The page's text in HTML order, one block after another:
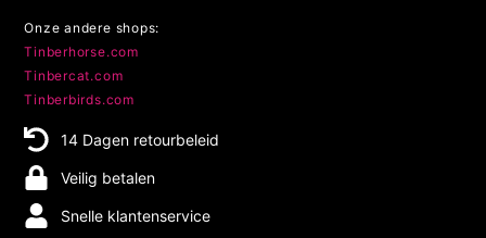
Onze andere shops:
Tinberhorse.com
Tinbercat.com
Tinberbirds.com
14 Dagen retourbeleid
Veilig betalen
Snelle klantenservice